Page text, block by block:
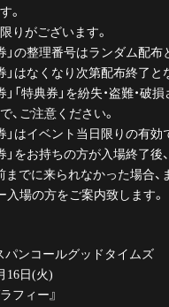
。
りがございます。
」の整理番号はランダム配布
はなくなり次第配布終了と
「特典券」を紛失・盗難・破
、ご注意ください。
はイベント当日限りの有効
をお持ちの方が入場終了後、
までに来られなかった場合、
入場の方をご案内致します。
パンコールグッドタイムズ
16日(火)
フィー』